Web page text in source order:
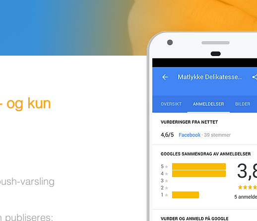
og kun
varsling
publiseres: